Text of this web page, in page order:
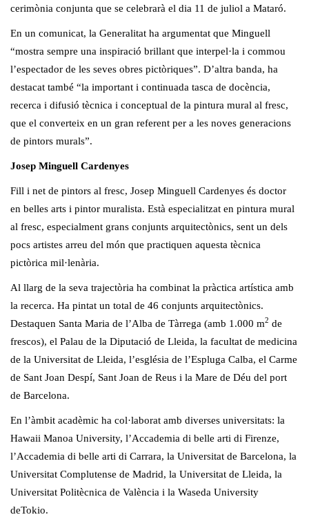
cerimònia conjunta que se celebrarà el dia 11 de juliol a Mataró.
En un comunicat, la Generalitat ha argumentat que Minguell
“mostra sempre una inspiració brillant que interpel·la i commou
l’espectador de les seves obres pictòriques”. D’altra banda, ha
destacat també “la important i continuada tasca de docència,
recerca i difusió tècnica i conceptual de la pintura mural al fresc,
que el converteix en un gran referent per a les noves generacions
de pintors murals”.
Josep Minguell Cardenyes
Fill i net de pintors al fresc, Josep Minguell Cardenyes és doctor
en belles arts i pintor muralista. Està especialitzat en pintura mural
al fresc, especialment grans conjunts arquitectònics, sent un dels
pocs artistes arreu del món que practiquen aquesta tècnica
pictòrica mil·lenària.
Al llarg de la seva trajectòria ha combinat la pràctica artística amb
la recerca. Ha pintat un total de 46 conjunts arquitectònics.
Destaquen Santa Maria de l’Alba de Tàrrega (amb 1.000 m2 de
frescos), el Palau de la Diputació de Lleida, la facultat de medicina
de la Universitat de Lleida, l’església de l’Espluga Calba, el Carme
de Sant Joan Despí, Sant Joan de Reus i la Mare de Déu del port
de Barcelona.
En l’àmbit acadèmic ha col·laborat amb diverses universitats: la
Hawaii Manoa University, l’Accademia di belle arti di Firenze,
l’Accademia di belle arti di Carrara, la Universitat de Barcelona, la
Universitat Complutense de Madrid, la Universitat de Lleida, la
Universitat Politècnica de València i la Waseda University
deTokio.